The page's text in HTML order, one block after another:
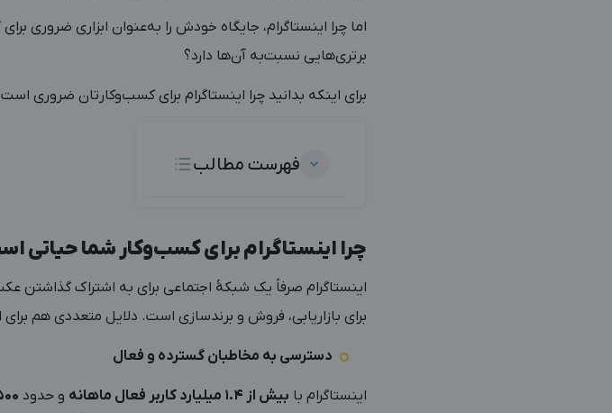
اما چرا اینستاگرام، جایگاه خودش را به‌عنوان ابزاری ضروری
برتری‌هایی نسبت‌به آن‌ها دارد؟
برای اینکه بدانید چرا اینستاگرام برای کسب‌وکارتان ضروری
فهرست مطالب
چرا اینستاگرام برای کسب‌وکار شما حیاتی
اینستاگرام صرفاً یک شبکهٔ اجتماعی برای به اشتراک‌
برای بازاریابی، فروش و برندسازی است. دلایل متعددی هم برای
دسترسی به مخاطبان گسترده و فعال
اینستاگرام با بیش از ۱.۴ میلیارد کاربر فعال ماهانه و حدود ۵۰۰ میلیون کاربر